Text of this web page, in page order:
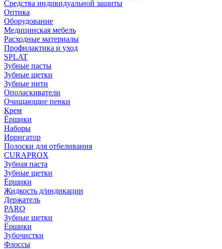
Средства индивидуальной защиты
Оптика
Оборудование
Медицинская мебель
Расходные материалы
Профилактика и уход
SPLAT
Зубные пасты
Зубные щетки
Зубные нити
Ополаскиватели
Очищающие пенки
Крем
Ёршики
Наборы
Ирригатор
Полоски для отбеливания
CURAPROX
Зубная паста
Зубные щетки
Ёршики
Жидкость д/индикации
Держатель
PARO
Зубные щетки
Ёршики
Зубочистки
Флоссы